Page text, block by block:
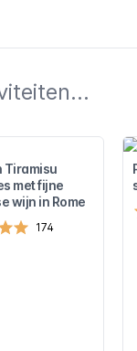
Tiramisu
met fijne
wijn in Rome
174